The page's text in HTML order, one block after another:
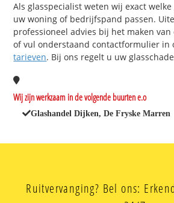
Als glasspecialist weten wij exact
uw woning of bedrijfspand passen.
professioneel advies bij het maken van
of vul onderstaand contactformulier
tarieven. Bij ons regelt u uw
Wij zijn werkzaam in de volgende buurten e.o
Glashandel Dijken, De Fryske Marren
Ruitvervanging? Bel ons: